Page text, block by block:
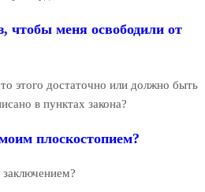
чтобы меня освободили от
этого достаточно или должно быть
в пунктах закона?
плоскостопием?